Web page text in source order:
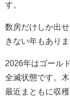
す。
数房だけしか出
きない年もありま
2026年はゴール
全滅状態です。
最近まともに収